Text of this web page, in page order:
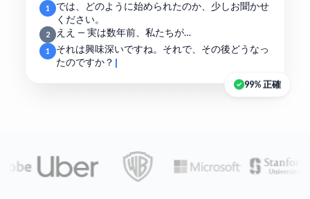
1
では、どのように始められたのか、少しお聞かせ
ください。
2 ええ — 実は数年前、私たちが…
1
それは興味深いですね。それで、その後どうなっ
たのですか？
99% 正確